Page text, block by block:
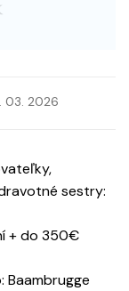
03. 2026
sestry:
+ do 350€
Baambrugge